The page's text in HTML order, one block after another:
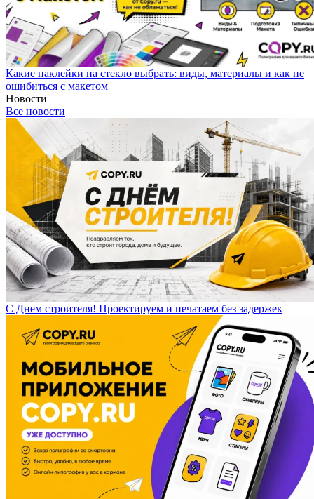
Какие наклейки на стекло выбрать: виды, материалы и как не
ошибиться с макетом
Новости
Все новости
С Днем строителя! Проектируем и печатаем без задержек